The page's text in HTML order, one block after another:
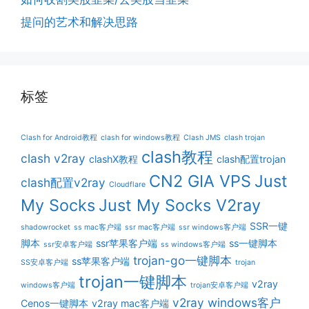
提问的艺术和解决思路
标签
Clash for Android教程 clash for windows教程 Clash JMS clash trojan
clash v2ray clashX教程 clash教程 clash配置trojan
clash配置v2ray Cloudflare CN2 GIA VPS Just
My Socks Just My Socks V2ray
shadowrocket ss mac客户端 ssr mac客户端 ssr windows客户端 SSR一键
脚本 ssr安卓客户端 ssr苹果客户端 ss windows客户端 ss一键脚本
SS安卓客户端 ss苹果客户端 trojan-go一键脚本 trojan
windows客户端 trojan一键脚本 trojan安卓客户端 v2ray
Cenos一键脚本 v2ray mac客户端 v2ray windows客户